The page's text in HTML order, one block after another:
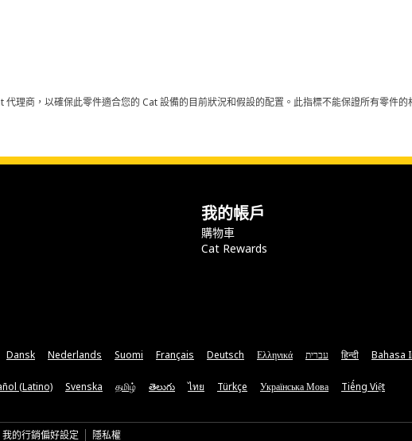
理商，以確保此零件適合您的 Cat 設備的目前狀況和假設的配置。此指標不能保證所有零件的
我的帳戶
購物車
Cat Rewards
Dansk Nederlands Suomi Français Deutsch Ελληνικά עברית हिन्दी Bahasa
(Latino) Svenska தமிழ் తెలుగు ไทย Türkçe Українська Мова Tiếng Việt
我的行銷偏好設定 隱私權